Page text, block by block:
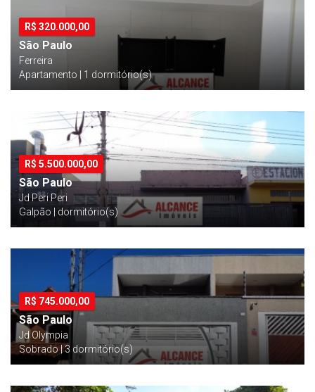
R$ 320.000,00
São Paulo
Ferreira
Apartamento | 1 dormitório(s)
R$ 5.500.000,00
São Paulo
Jd Peri Peri
Galpão | dormitório(s)
R$ 745.000,00
São Paulo
Jd Olympia
Sobrado | 3 dormitório(s)